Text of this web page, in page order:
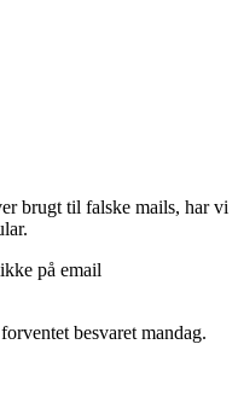
brugt til falske mails, har vi
på email
besvaret mandag.